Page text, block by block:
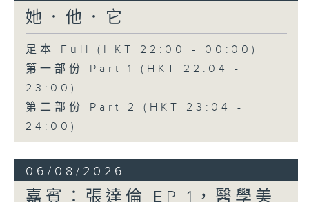
她．他．它
足本 Full (HKT 22:00 - 00:00)
第一部份 Part 1 (HKT 22:04 -
23:00)
第二部份 Part 2 (HKT 23:04 -
24:00)
06/08/2026
嘉賓：張達倫 EP 1，醫學美